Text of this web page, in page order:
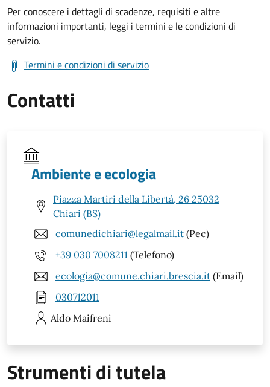
Per conoscere i dettagli di scadenze, requisiti e altre
informazioni importanti, leggi i termini e le condizioni di
servizio.
Termini e condizioni di servizio
Contatti
Ambiente e ecologia
Piazza Martiri della Libertà, 26 25032
Chiari (BS)
comunedichiari@legalmail.it (Pec)
+39 030 7008211 (Telefono)
ecologia@comune.chiari.brescia.it (Email)
030712011
Aldo Maifreni
Strumenti di tutela